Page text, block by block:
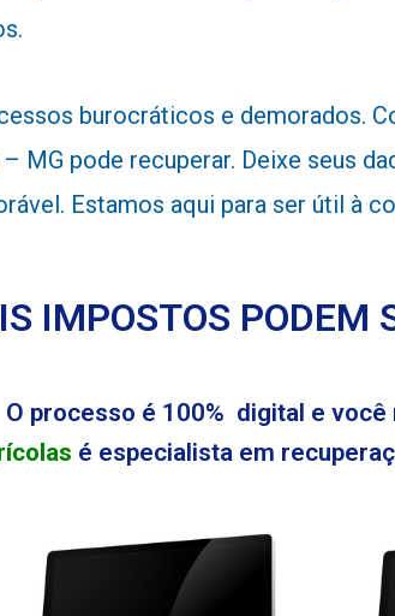
burocráticos e demorados.
MG pode recuperar. Deixe seus
Estamos aqui para ser útil à
IMPOSTOS PODEM
O processo é 100% digital e você
é especialista em